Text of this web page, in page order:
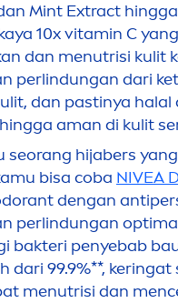
Mint Extract
10xvitamin C
dan menutrisi kulit
perlindungan dari
dan pastinya halal
aman di kulit
seorang hijabers
bisa coba NIVEA
dengan
perlindungan
bakteri penyebab
dari 99.9%**, keringat
menutrisi dan men